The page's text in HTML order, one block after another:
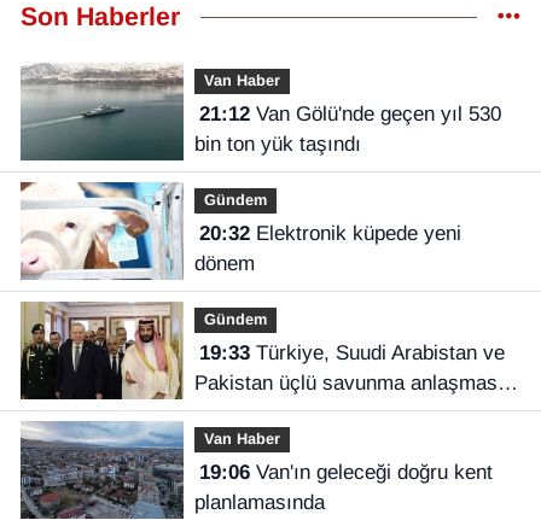
Son Haberler
Van Haber
21:12Van Gölü'nde geçen yıl 530
bin ton yük taşındı
Gündem
20:32Elektronik küpede yeni
dönem
Gündem
19:33Türkiye, Suudi Arabistan ve
Pakistan üçlü savunma anlaşması
imzaladı
Van Haber
19:06Van'ın geleceği doğru kent
planlamasında